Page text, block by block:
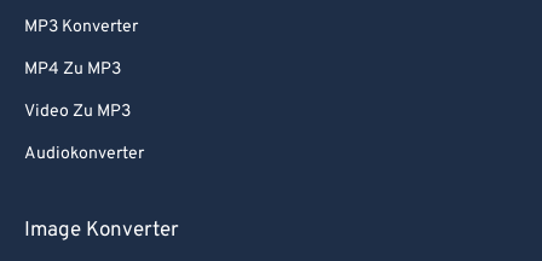
MP3 Konverter
MP4 Zu MP3
Video Zu MP3
Audiokonverter
Image Konverter